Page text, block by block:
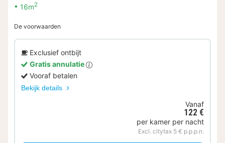
16m2
De voorwaarden
Exclusief ontbijt
Gratis annulatie
Vooraf betalen
Bekijk details
Vanaf
122 €
per kamer per nacht
Excl. citytax 5 € p.p.p.n.